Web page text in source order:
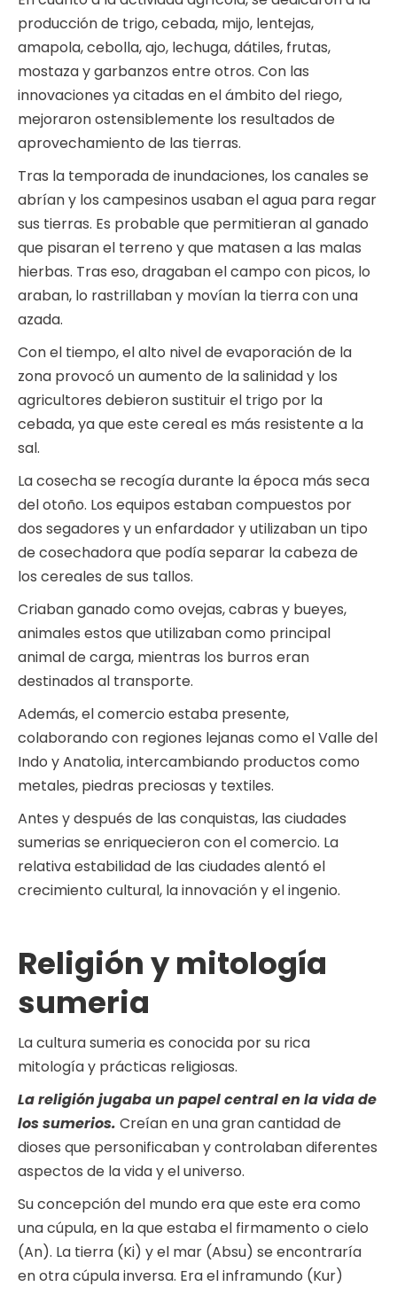
producción de trigo, cebada, mijo, lentejas,
amapola, cebolla, ajo, lechuga, dátiles, frutas,
mostaza y garbanzos entre otros. Con las
innovaciones ya citadas en el ámbito del riego,
mejoraron ostensiblemente los resultados de
aprovechamiento de las tierras.
Tras la temporada de inundaciones, los canales se
abrían y los campesinos usaban el agua para regar
sus tierras. Es probable que permitieran al ganado
que pisaran el terreno y que matasen a las malas
hierbas. Tras eso, dragaban el campo con picos, lo
araban, lo rastrillaban y movían la tierra con una
azada.
Con el tiempo, el alto nivel de evaporación de la
zona provocó un aumento de la salinidad y los
agricultores debieron sustituir el trigo por la
cebada, ya que este cereal es más resistente a la
sal.
La cosecha se recogía durante la época más seca
del otoño. Los equipos estaban compuestos por
dos segadores y un enfardador y utilizaban un tipo
de cosechadora que podía separar la cabeza de
los cereales de sus tallos.
Criaban ganado como ovejas, cabras y bueyes,
animales estos que utilizaban como principal
animal de carga, mientras los burros eran
destinados al transporte.
Además, el comercio estaba presente,
colaborando con regiones lejanas como el Valle del
Indo y Anatolia, intercambiando productos como
metales, piedras preciosas y textiles.
Antes y después de las conquistas, las ciudades
sumerias se enriquecieron con el comercio. La
relativa estabilidad de las ciudades alentó el
crecimiento cultural, la innovación y el ingenio.
Religión y mitología
sumeria
La cultura sumeria es conocida por su rica
mitología y prácticas religiosas.
La religión jugaba un papel central en la vida de
los sumerios. Creían en una gran cantidad de
dioses que personificaban y controlaban diferentes
aspectos de la vida y el universo.
Su concepción del mundo era que este era como
una cúpula, en la que estaba el firmamento o cielo
(An). La tierra (Ki) y el mar (Absu) se encontraría
en otra cúpula inversa. Era el inframundo (Kur)